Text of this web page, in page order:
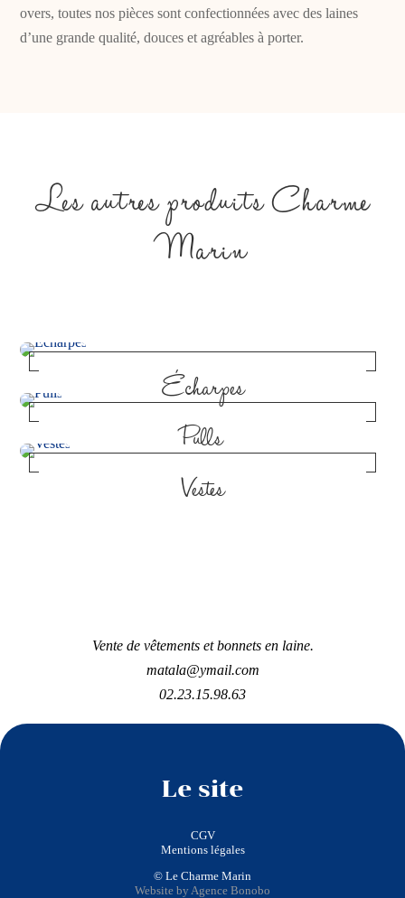
overs, toutes nos pièces sont confectionnées avec des laines
d’une grande qualité, douces et agréables à porter.
Les autres produits Charme
Marin
Écharpes
Pulls
Vestes
Vente de vêtements et bonnets en laine.
matala@ymail.com
02.23.15.98.63
Le site
CGV
Mentions légales
© Le Charme Marin
Website by Agence Bonobo